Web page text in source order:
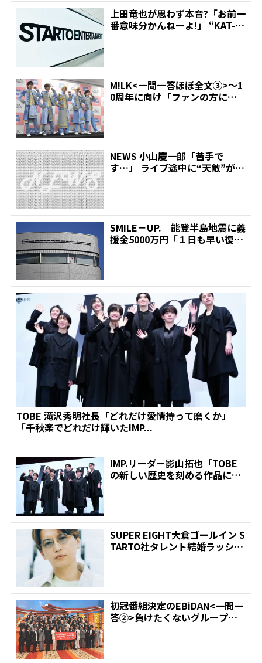
上田竜也が思わず本音?「お前一
番意味分かんねーよ!」 “KAT-T
M!LK<一問一答ほぼ全文③>～1
0周年に向け「ファンの方に感
NEWS 小山慶一郎「苦手で
す…」 ライブ途中に“天敵”が目
SMILE－UP. 能登半島地震に義
援金5000万円「１日も早い復
TOBE 滝沢秀明社長「どれだけ愛情持って磨くか」
「千秋楽でどれだけ輝いたIMP...
IMP.リーダー影山拓也「TOBE
の新しい歴史を刻める作品に」
SUPER EIGHT大倉ゴールイン S
TARTO社タレント結婚ラッシュ
初冠番組決定のEBiDAN<一問一
答②>負けたくないグループは?